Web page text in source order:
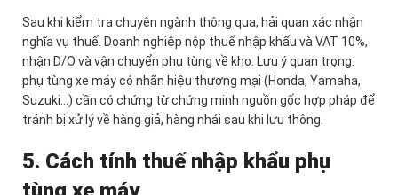
Sau khi kiểm tra chuyên ngành thông qua, hải quan xác nhận
nghĩa vụ thuế. Doanh nghiệp nộp thuế nhập khẩu và VAT 10%,
nhận D/O và vận chuyển phụ tùng về kho. Lưu ý quan trọng:
phụ tùng xe máy có nhãn hiệu thương mại (Honda, Yamaha,
Suzuki…) cần có chứng từ chứng minh nguồn gốc hợp pháp để
tránh bị xử lý về hàng giả, hàng nhái sau khi lưu thông.
5. Cách tính thuế nhập khẩu phụ